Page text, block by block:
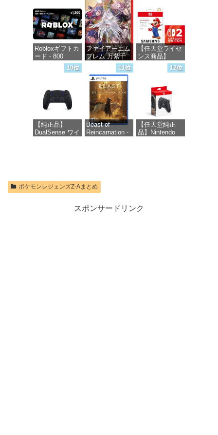
価格：¥4,400
価格：¥6,144
Robloxギフトカ
ード - 800
Robux 【限定バ
ーチャルアイテ
ームコード】
ロブロックス |
オンラインコー
ド版
価格：¥1,300
ファイアーエム
ブレム 万紫千
紅 -Switch2
価格：¥8,979
【任天堂ライセ
ンス商品】
256GB for
Nintendo Switch
2(サムスン マイ
クロSDエクス
プレスカード
256GB)
【Amazon.co.jp
10位
【純正品】
DualSense ワイ
価格：¥10,737
11位
Beast of
Reincarnation -
12位
【任天堂純正
品】Nintendo
ポケモンレジェンズZ-Aまとめ
スポンサードリンク